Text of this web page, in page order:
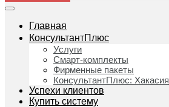
Главная
КонсультантПлюс
Услуги
Смарт-комплекты
Фирменные пакеты
КонсультантПлюс: Хакасия
Успехи клиентов
Купить систему